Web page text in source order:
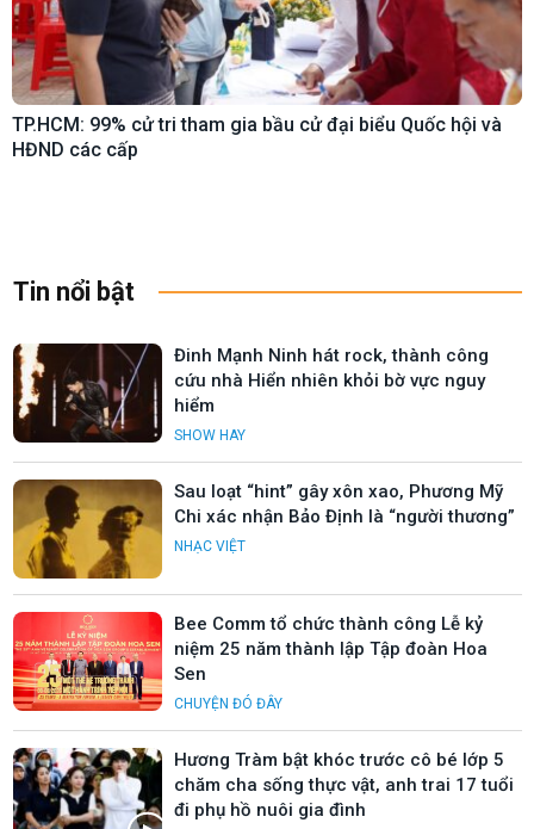
TP.HCM: 99% cử tri tham gia bầu cử đại biểu Quốc hội và
HĐND các cấp
Tin nổi bật
Đinh Mạnh Ninh hát rock, thành công
cứu nhà Hiển nhiên khỏi bờ vực nguy
hiểm
SHOW HAY
Sau loạt “hint” gây xôn xao, Phương Mỹ
Chi xác nhận Bảo Định là “người thương”
NHẠC VIỆT
Bee Comm tổ chức thành công Lễ kỷ
niệm 25 năm thành lập Tập đoàn Hoa
Sen
CHUYỆN ĐÓ ĐÂY
Hương Tràm bật khóc trước cô bé lớp 5
chăm cha sống thực vật, anh trai 17 tuổi
đi phụ hồ nuôi gia đình